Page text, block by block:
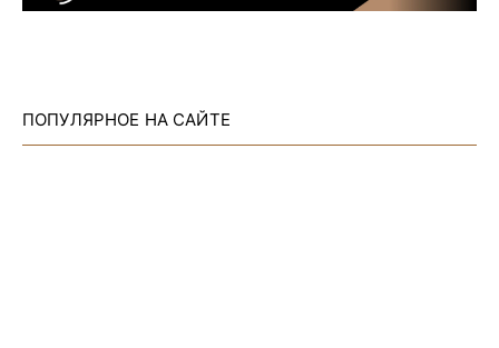
ПОПУЛЯРНОЕ НА САЙТЕ